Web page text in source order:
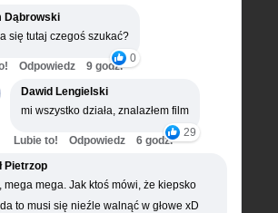
Dąbrowski
się tutaj czegoś szukać?
0
Odpowiedz
9 godz.
Dawid Lengielski
mi wszystko działa, znalazłem film
29
Lubie to! Odpowiedz
6 godz.
Pietrzop
mega mega. Jak ktoś mówi, że kiepsko
to musi się nieźle walnąć w głowe xD